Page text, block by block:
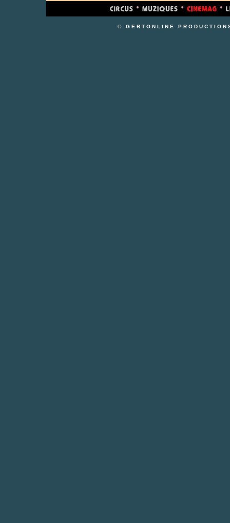
© GERTONLINE